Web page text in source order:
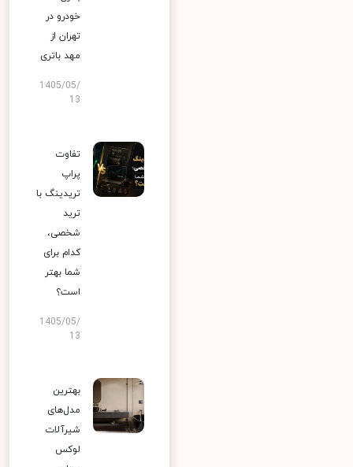
خودرو در
تهران از
مهد باتری
1405/05/
13
تفاوت
پراپ
تریدینگ با
ترید
شخصی،
کدام برای
شما بهتر
است؟
1405/05/
13
بهترین
مدل‌های
شیرآلات
لوکس